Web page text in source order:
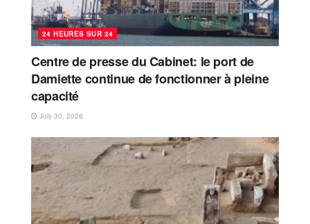
24 HEURES SUR 24
Centre de presse du Cabinet: le port de
Damiette continue de fonctionner à pleine
capacité
July 30, 2026